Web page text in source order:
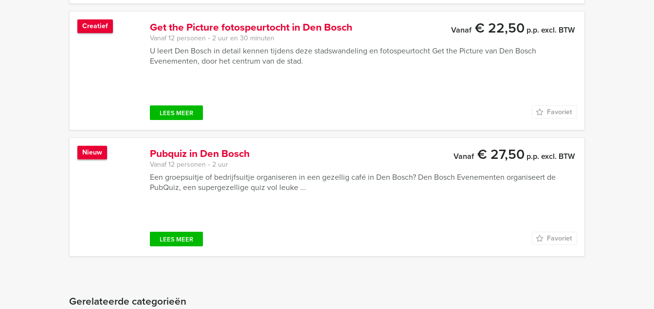
Get the Picture fotospeurtocht in Den Bosch
Creatief Vanaf€ 22,50 p.p. excl. BTW
Vanaf 12 personen ‐ 2 uur en 30 minuten
U leert Den Bosch in detail kennen tijdens deze stadswandeling en fotospeurtocht Get the Picture van Den Bosch
Evenementen, door het centrum van de stad.
LEES MEER Favoriet
Pubquiz in Den Bosch
Nieuw Vanaf€ 27,50 p.p. excl. BTW
Vanaf 12 personen ‐ 2 uur
Een groepsuitje of bedrijfsuitje organiseren in een gezellig café in Den Bosch? Den Bosch Evenementen organiseert de
PubQuiz, een supergezellige quiz vol leuke ...
LEES MEER Favoriet
Gerelateerde categorieën